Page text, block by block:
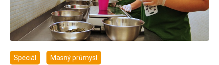
Speciál Masný průmysl